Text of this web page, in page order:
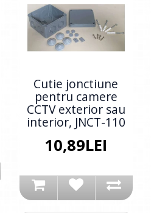
Cutie jonctiune
pentru camere
CCTV exterior sau
interior, JNCT-110
10,89LEI